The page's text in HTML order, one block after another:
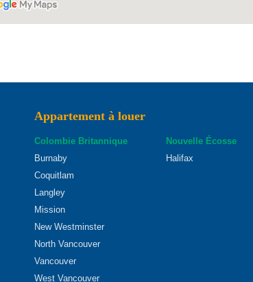
Appartement à louer
Colombie Britannique
Burnaby
Coquitlam
Langley
Mission
New Westminster
North Vancouver
Vancouver
West Vancouver
Nouvelle Écosse
Halifax